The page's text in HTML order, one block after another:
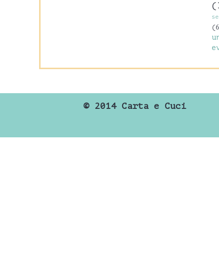
© 2014 Carta e Cuci